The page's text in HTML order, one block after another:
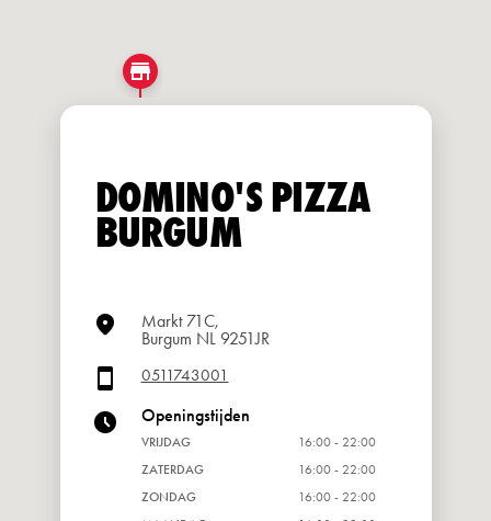
DOMINO'S PIZZA
BURGUM
Markt 71C,
Burgum NL 9251JR
0511743001
Openingstijden
VRIJDAG
16:00 - 22:00
ZATERDAG
16:00 - 22:00
ZONDAG
16:00 - 22:00